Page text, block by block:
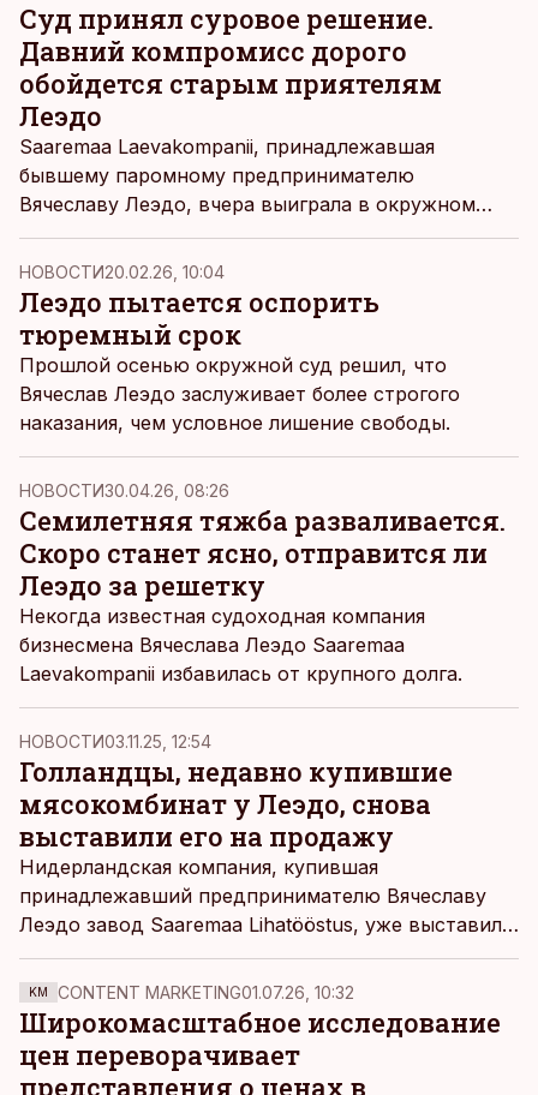
Суд принял суровое решение.
Давний компромисс дорого
обойдется старым приятелям
Леэдо
Saaremaa Laevakompanii, принадлежавшая
бывшему паромному предпринимателю
Вячеславу Леэдо, вчера выиграла в окружном
суде у фирм его старых компаньонов Олава
Мийля и Рихарда Томингаса. Это может означать,
что около 60 миллионов, которые пытаются
взыскать у бывшей компании Леэдо, взыскать не
получится.
НОВОСТИ20.02.26, 10:04
Леэдо пытается оспорить
тюремный срок
Прошлой осенью окружной суд решил, что
Вячеслав Леэдо заслуживает более строгого
наказания, чем условное лишение свободы.
НОВОСТИ30.04.26, 08:26
Семилетняя тяжба разваливается.
Скоро станет ясно, отправится ли
Леэдо за решетку
Некогда известная судоходная компания
бизнесмена Вячеслава Леэдо Saaremaa
Laevakompanii избавилась от крупного долга.
НОВОСТИ03.11.25, 12:54
Голландцы, недавно купившие
мясокомбинат у Леэдо, снова
выставили его на продажу
Нидерландская компания, купившая
принадлежавший предпринимателю Вячеславу
Леэдо завод Saaremaa Lihatööstus, уже выставила
его на продажу целиком.
KM CONTENT MARKETING01.07.26, 10:32
Широкомасштабное исследование
цен переворачивает
представления о ценах в